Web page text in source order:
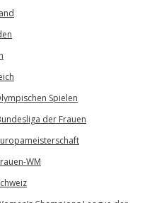
Spielen
der Frauen
WM